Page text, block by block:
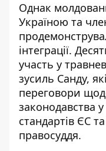
Однак
Україною та
інтеграції.
участь у
зусиль Санду,
переговори
законодавства у
стандартів ЄС
правосуддя.